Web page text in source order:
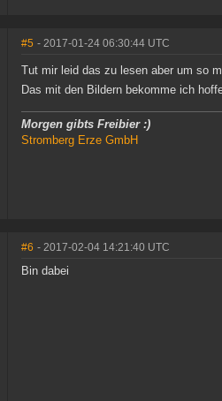
#5 - 2017-01-24 06:30:44 UTC
Tut mir leid das zu lesen aber um so
Das mit den Bildern bekomme ich
Morgen gibts Freibier :)
Stromberg Erze GmbH
#6 - 2017-02-04 14:21:40 UTC
Bin dabei